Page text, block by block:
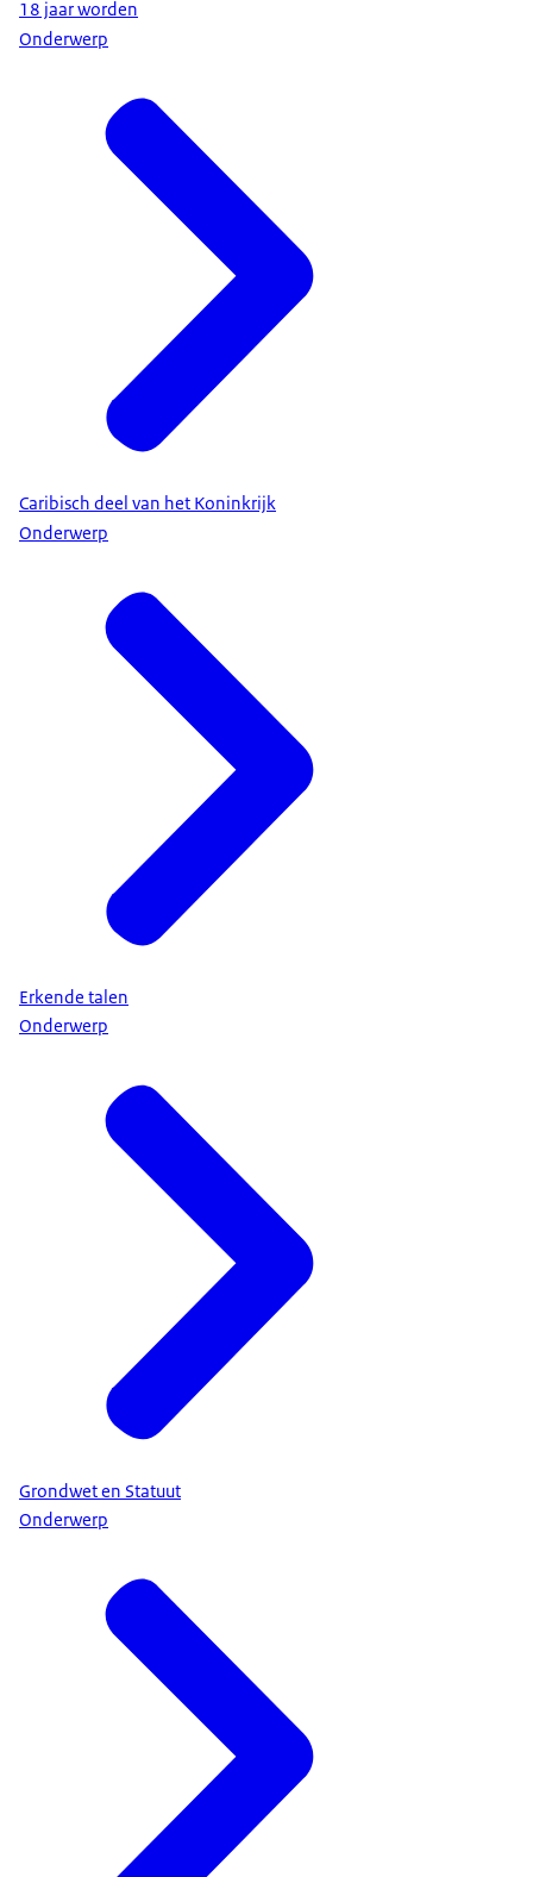
18 jaar worden
Onderwerp
Caribisch deel van het Koninkrijk
Onderwerp
Erkende talen
Onderwerp
Grondwet en Statuut
Onderwerp